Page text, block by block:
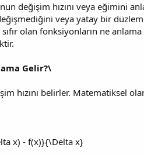
değişim hızını veya eğimini
veya yatay bir
olan fonksiyonların ne
Gelir?\
hızını belirler. Matematiksel
x) - f(x)}{\Delta x}